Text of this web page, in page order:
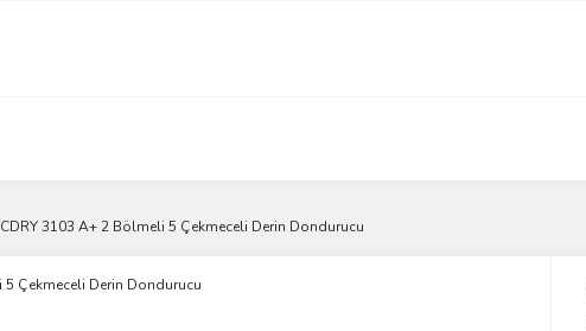
CDRY 3103 A+ 2 Bölmeli 5 Çekmeceli Derin Dondurucu